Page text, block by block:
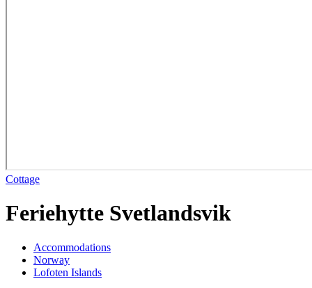
Cottage
Feriehytte Svetlandsvik
Accommodations
Norway
Lofoten Islands